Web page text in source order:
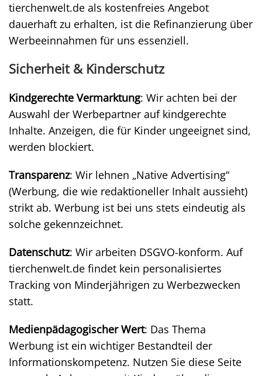
tierchenwelt.de als kostenfreies Angebot
dauerhaft zu erhalten, ist die Refinanzierung über
Werbeeinnahmen für uns essenziell.
Sicherheit & Kinderschutz
Kindgerechte Vermarktung: Wir achten bei der
Auswahl der Werbepartner auf kindgerechte
Inhalte. Anzeigen, die für Kinder ungeeignet sind,
werden blockiert.
Transparenz: Wir lehnen „Native Advertising“
(Werbung, die wie redaktioneller Inhalt aussieht)
strikt ab. Werbung ist bei uns stets eindeutig als
solche gekennzeichnet.
Datenschutz: Wir arbeiten DSGVO-konform. Auf
tierchenwelt.de findet kein personalisiertes
Tracking von Minderjährigen zu Werbezwecken
statt.
Medienpädagogischer Wert: Das Thema
Werbung ist ein wichtiger Bestandteil der
Informationskompetenz. Nutzen Sie diese Seite